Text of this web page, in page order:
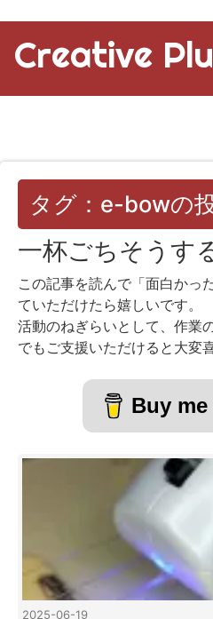
Creative
タグ：e-bowの
一杯ごちそうす
この記事を読んで「面白かっ
ていただけたら嬉しいです。
活動のねぎらいとして、作業
でもご支援いただけると大変
Buy
2025-06-19